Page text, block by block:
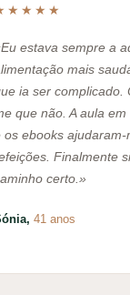
estava sempre a
mais
ia ser complicado.
que não. A aula
os ebooks
Finalmente
certo.»
41 anos